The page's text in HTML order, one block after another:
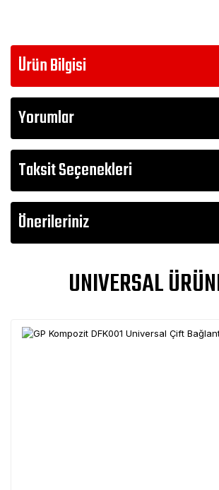
Ürün Bilgisi
Yorumlar
Taksit Seçenekleri
Önerileriniz
UNIVERSAL